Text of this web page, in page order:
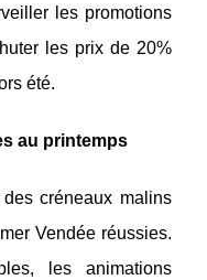
les promotions
les prix de 20%
été.
au printemps
créneaux malins
Vendée réussies.
les animations